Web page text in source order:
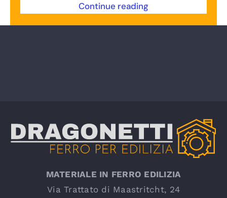
Continue reading
MATERIALE IN FERRO EDILIZIA
Via Trattato di Maastritcht, 24